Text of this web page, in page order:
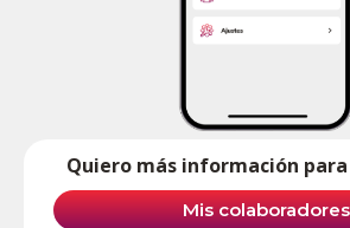
Quiero más información
Mis colaboradores